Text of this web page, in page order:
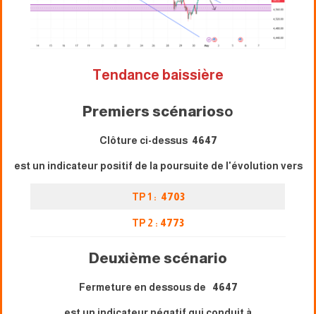
Tendance baissière
Premiers scénarioso
Clôture ci-dessus 4647
est un indicateur positif de la poursuite de l'évolution vers
TP 1 : 4703
TP 2 : 4773
Deuxième scénario
Fermeture en dessous de 4647